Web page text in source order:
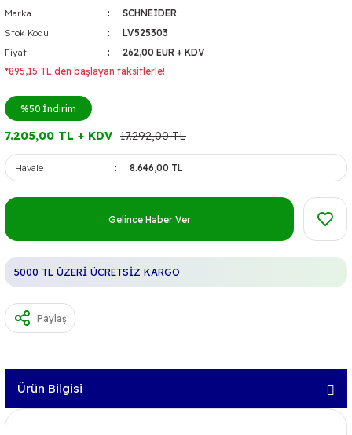
Marka
SCHNEIDER
Stok Kodu
LV525303
Fiyat
262,00 EUR + KDV
*895,15 TL den başlayan taksitlerle!
%50 İndirim
7.205,00 TL + KDV 17.292,00 TL
Havale 8.646,00 TL
Gelince Haber Ver
5000 TL ÜZERİ ÜCRETSİZ KARGO
Paylaş
Ürün Bilgisi